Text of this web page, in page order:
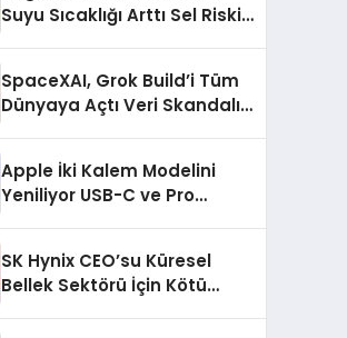
Suyu Sıcaklığı Arttı Sel Riski
SpaceXAI, Grok Build’i Tüm
Dünyaya Açtı Veri Skandalı
Apple İki Kalem Modelini
Yeniliyor USB-C ve Pro
SK Hynix CEO’su Küresel
Bellek Sektörü İçin Kötü